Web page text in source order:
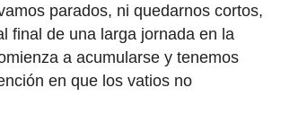
parados, ni quedarnos cortos,
final de una larga jornada en la
a acumularse y tenemos
en que los vatios no